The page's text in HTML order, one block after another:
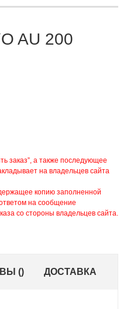
AU 200
заказ”, а также последующее
на владельцев сайта
копию заполненной
на сообщение
со стороны владельцев сайта.
() ДОСТАВКА